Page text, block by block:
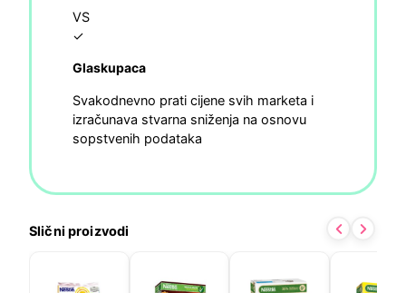
VS
✓
Glaskupaca
Svakodnevno prati cijene svih marketa i
izračunava stvarna sniženja na osnovu
sopstvenih podataka
Slični proizvodi